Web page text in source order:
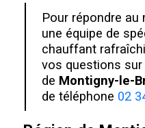
Pour répondre au
une équipe de
chauffant
vos questions
de Montigny-le-
de téléphone 02